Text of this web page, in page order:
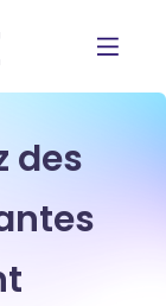
des